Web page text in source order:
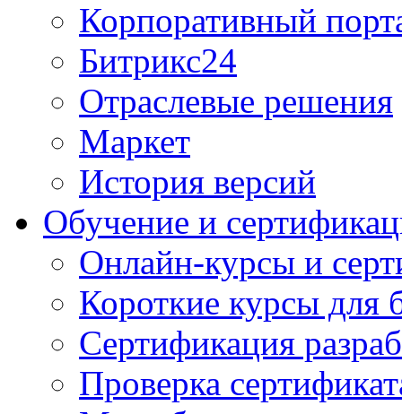
Корпоративный
Битрикс24
Отраслевые решения
Маркет
История версий
Обучение и
Онлайн-курсы и
Короткие курсы для
Сертификация
Проверка